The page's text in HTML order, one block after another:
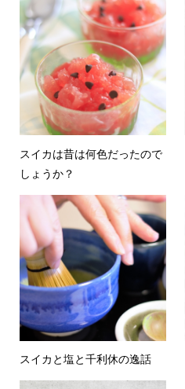
スイカは昔は何色だったので
しょうか？
スイカと塩と千利休の逸話